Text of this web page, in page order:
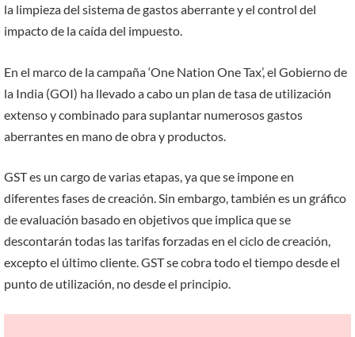
la limpieza del sistema de gastos aberrante y el control del
impacto de la caída del impuesto.
En el marco de la campaña ‘One Nation One Tax’, el Gobierno de
la India (GOI) ha llevado a cabo un plan de tasa de utilización
extenso y combinado para suplantar numerosos gastos
aberrantes en mano de obra y productos.
GST es un cargo de varias etapas, ya que se impone en
diferentes fases de creación. Sin embargo, también es un gráfico
de evaluación basado en objetivos que implica que se
descontarán todas las tarifas forzadas en el ciclo de creación,
excepto el último cliente. GST se cobra todo el tiempo desde el
punto de utilización, no desde el principio.